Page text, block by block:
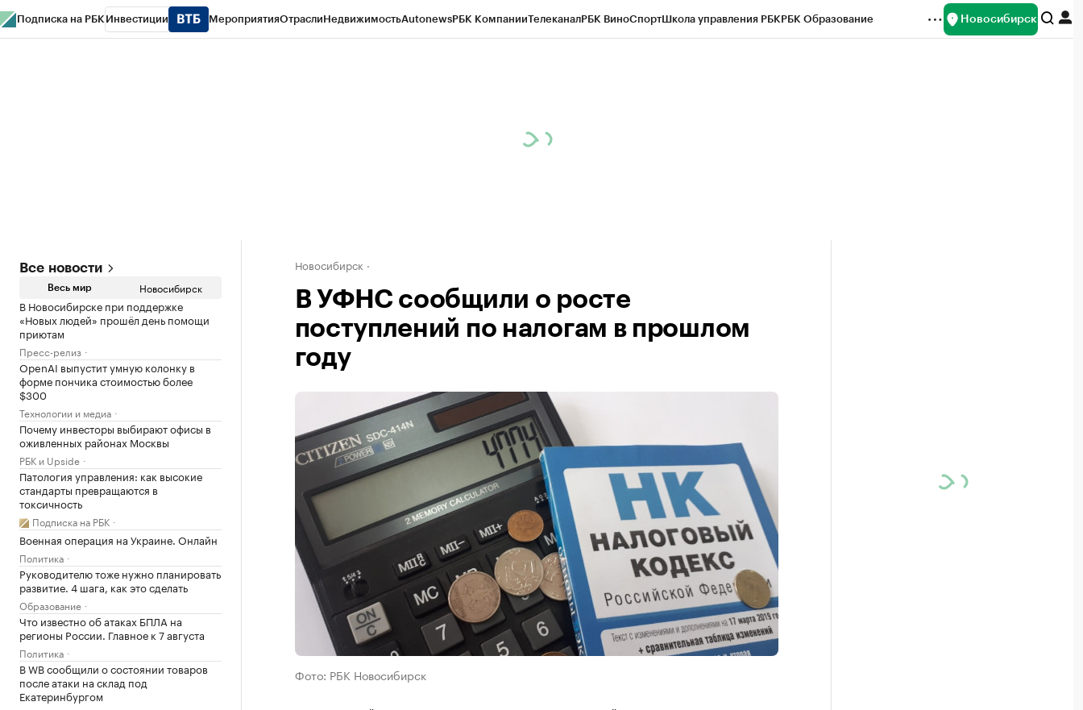
Подписка на РБК Инвестиции МероприятияОтраслиНедвижимостьAutonewsРБК КомпанииТелеканалРБК ВиноСпортШкола управления РБКРБК Образование Новосибирск
Все новости
Весь мир Новосибирск
В Новосибирске при поддержке
«Новых людей» прошёл день помощи
приютам
Пресс-релиз
OpenAI выпустит умную колонку в
форме пончика стоимостью более
$300
Технологии и медиа
Почему инвесторы выбирают офисы в
оживленных районах Москвы
РБК и Upside
Патология управления: как высокие
стандарты превращаются в
токсичность
Подписка на РБК
Военная операция на Украине. Онлайн
Политика
Руководителю тоже нужно планировать
развитие. 4 шага, как это сделать
Образование
Что известно об атаках БПЛА на
регионы России. Главное к 7 августа
Политика
В WB сообщили о состоянии товаров
после атаки на склад под
Екатеринбургом
Новосибирск
В УФНС сообщили о росте
поступлений по налогам в прошлом
году
Фото: РБК Новосибирск